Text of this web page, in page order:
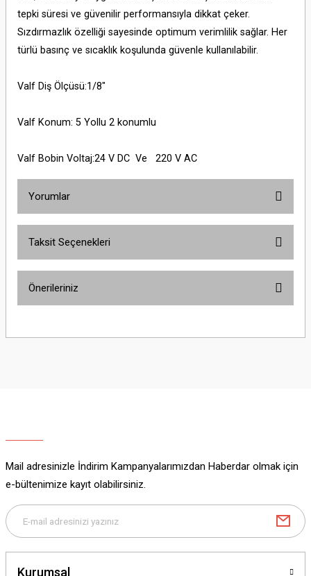
tepki süresi ve güvenilir performansıyla dikkat çeker.
Sızdırmazlık özelliği sayesinde optimum verimlilik sağlar. Her
türlü basınç ve sıcaklık koşulunda güvenle kullanılabilir.
Valf Diş Ölçüsü:1/8"
Valf Konum: 5 Yollu 2 konumlu
Valf Bobin Voltaj:24 V DC Ve 220 V AC
Yorumlar
Taksit Seçenekleri
Önerileriniz
yetersiz gördüğünüz noktaları öneri formunu kullanarak tarafımıza
Bu ürüne benzer farklı alternatifler olmalı.
Mail adresinizle İndirim Kampanyalarımızdan Haberdar olmak için
e-bültenimize kayıt olabilirsiniz.
Kurumsal